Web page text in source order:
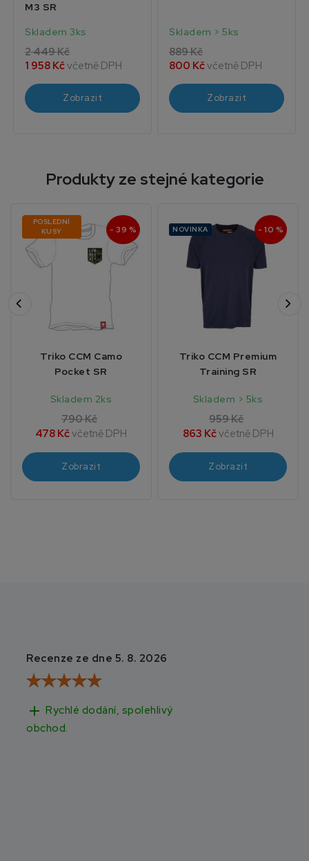
M3 SR
Skladem 3ks
2 449 Kč
1 958 Kčvčetně DPH
Zobrazit
Skladem > 5ks
889 Kč
800 Kčvčetně DPH
Zobrazit
Produkty ze stejné kategorie
POSLEDNÍ
KUSY
- 39 %
Triko CCM Camo
Pocket SR
Skladem 2ks
790 Kč
478 Kčvčetně DPH
Zobrazit
NOVINKA - 10 %
Triko CCM Premium
Training SR
Skladem > 5ks
959 Kč
863 Kčvčetně DPH
Zobrazit
Recenze ze dne 5. 8. 2026
add Rychlé dodání, spolehlivý
obchod.